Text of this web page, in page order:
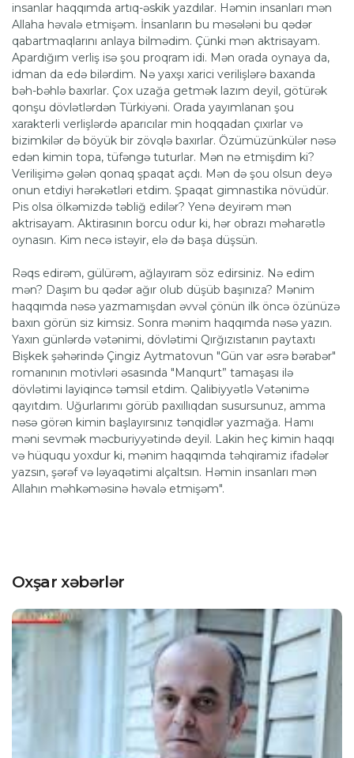
insanlar haqqımda artıq-əskik yazdılar. Həmin insanları mən
Allaha həvalə etmişəm. İnsanların bu məsələni bu qədər
qabartmaqlarını anlaya bilmədim. Çünki mən aktrisayam.
Apardığım verliş isə şou proqram idi. Mən orada oynaya da,
idman da edə bilərdim. Nə yaxşı xarici verilişlərə baxanda
bəh-bəhlə baxırlar. Çox uzağa getmək lazım deyil, götürək
qonşu dövlətlərdən Türkiyəni. Orada yayımlanan şou
xarakterli verlişlərdə aparıcılar min hoqqadan çıxırlar və
bizimkilər də böyük bir zövqlə baxırlar. Özümüzünkülər nəsə
edən kimin topa, tüfəngə tuturlar. Mən nə etmişdim ki?
Verilişimə gələn qonaq şpaqat açdı. Mən də şou olsun deyə
onun etdiyi hərəkətləri etdim. Şpaqat gimnastika növüdür.
Pis olsa ölkəmizdə təbliğ edilər? Yenə deyirəm mən
aktrisayam. Aktirasının borcu odur ki, hər obrazı məharətlə
oynasın. Kim necə istəyir, elə də başa düşsün.
Rəqs edirəm, gülürəm, ağlayıram söz edirsiniz. Nə edim
mən? Daşım bu qədər ağır olub düşüb başınıza? Mənim
haqqımda nəsə yazmamışdan əvvəl çönün ilk öncə özünüzə
baxın görün siz kimsiz. Sonra mənim haqqımda nəsə yazın.
Yaxın günlərdə vətənimi, dövlətimi Qırğızıstanın paytaxtı
Bişkek şəhərində Çingiz Aytmatovun "Gün var əsrə bərabər"
romanının motivləri əsasında "Manqurt” tamaşası ilə
dövlətimi layiqincə təmsil etdim. Qalibiyyətlə Vətənimə
qayıtdım. Uğurlarımı görüb paxıllıqdan susursunuz, amma
nəsə görən kimin başlayırsınız tənqidlər yazmağa. Hamı
məni sevmək məcburiyyətində deyil. Lakin heç kimin haqqı
və hüququ yoxdur ki, mənim haqqımda təhqiramiz ifadələr
yazsın, şərəf və ləyaqətimi alçaltsın. Həmin insanları mən
Allahın məhkəməsinə həvalə etmişəm".
Oxşar xəbərlər